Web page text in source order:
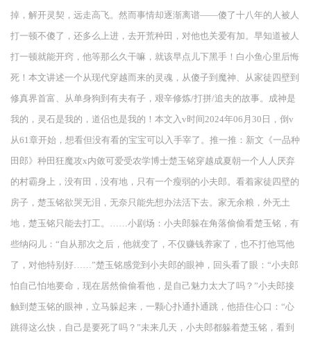
掉，解开灵契，远走高飞。然而事情却逐渐离谱——傻了十八年的人被人
打一顿不傻了，还多么上进，去开荒种田，对他也关爱有加。早知道被人
打一顿就能开窍，他等那么久干嘛，就该早点儿下黑手！白小鱼心里后悔
死！本文讲述一个从现代穿越而来的灵魂，从傻子到魔神、从家徒四壁到
修真界首富、从单身狗到有夫有子，艰辛修炼/打拼/追夫的故事。成神是
我的，灵石是我的，道侣也是我的！本文入v时间2024年06月30日，倒v
从61章开始，想看但没有看的宝宝可以入手宰了。推一推：新文《一品种
田郎》种田狂魔攻x内敛可爱受农学博士楚玉铭穿越成夏朝一个人人厌弃
的村霸身上，没有田，没有地，只有一个瘦弱的小夫郎。看着家徒四壁的
房子，楚玉铭欲哭无泪，无奈只能先想办法活下去。家无余粮，外无土
地，楚玉铭只能去打工。……小剧场：小夫郎躲在角落偷偷看楚玉铭，有
些纳闷儿：“自从那次之后，他就变了，不仅赚钱养家了，也不打他骂他
了，对他特别好……”楚玉铭感觉到小夫郎的眼神，回头看了眼：“小夫郎
怕自己怕地要命，现在居然偷偷看他，是自己魅力太大了吗？”小夫郎接
触到楚玉铭的眼神，立马躲起来，一颗心扑通扑通跳，他捂住心口：“心
跳得这么快，自己是要死了吗？”未来几天，小夫郎都躲着楚玉铭，看到